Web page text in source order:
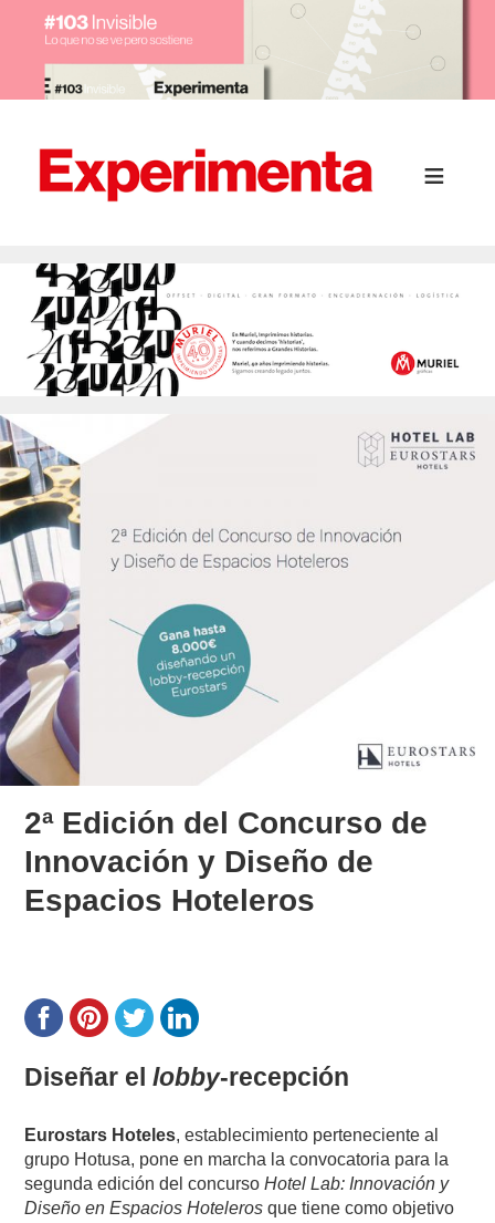
2ª Edición del Concurso de
Innovación y Diseño de
Espacios Hoteleros
Diseñar el lobby-recepción
Eurostars Hoteles, establecimiento perteneciente al
grupo Hotusa, pone en marcha la convocatoria para la
segunda edición del concursoHotel Lab: Innovación y
Diseño en Espacios Hoteleros que tiene como objetivo